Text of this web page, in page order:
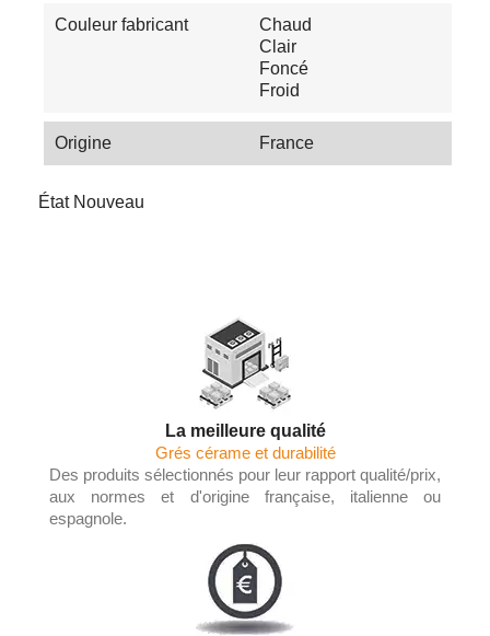
Couleur fabricant
Chaud
Clair
Foncé
Froid
Origine France
État Nouveau
La meilleure qualité
Grés cérame et durabilité
Des produits sélectionnés pour leur rapport qualité/prix,
aux normes et d'origine française, italienne ou
espagnole.